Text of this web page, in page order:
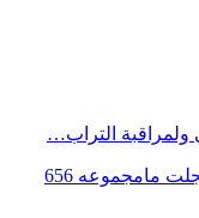
ولمراقبة التراب…
2024 : مراكش ضمن أربع مدن بالممكلة سجلت مامجموعه 656